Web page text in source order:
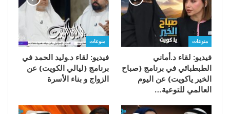
منوعات
فيديو: لقاء د.أماني
الطبطبائي في برنامج (صباح
الخير ياكويت) عن اليوم
العالمي للتوعية…
منوعات
فيديو: لقاء د.وليد الحمد في
برنامج (ليالي الكويت) عن
الزواج و بناء الأسرة